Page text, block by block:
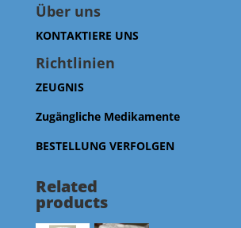
Über uns
KONTAKTIERE UNS
Richtlinien
ZEUGNIS
Zugängliche Medikamente
BESTELLUNG VERFOLGEN
Related
products